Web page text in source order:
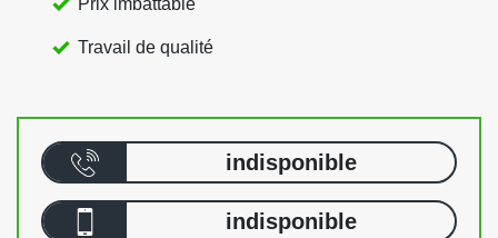
Prix imbattable
Travail de qualité
indisponible
indisponible